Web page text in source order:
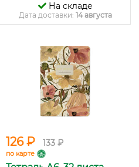
На складе
Дата доставки: 14 августа
126 ₽ 133 ₽
по карте